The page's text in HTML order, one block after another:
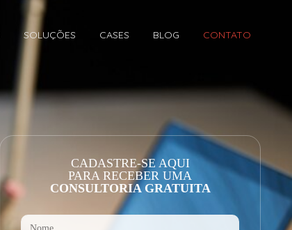
SOLUÇÕES CASES BLOG CONTATO
CADASTRE-SE AQUI
PARA RECEBER UMA
CONSULTORIA GRATUITA